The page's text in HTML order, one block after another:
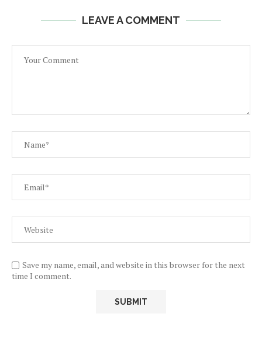
LEAVE A COMMENT
Save my name, email, and website in this browser for the next
time I comment.